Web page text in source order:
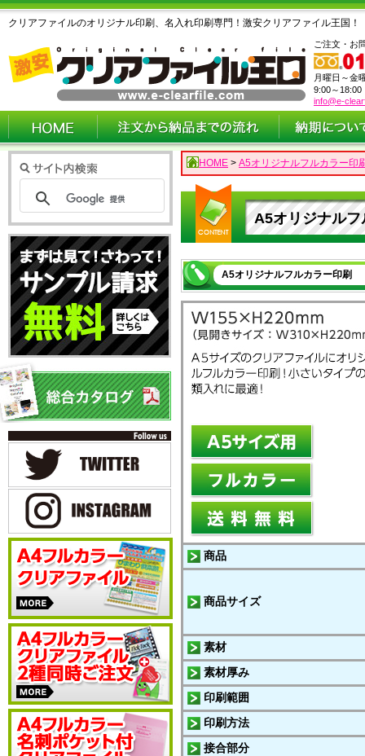
クリアファイルのオリジナル印刷、名入れ印刷専門！激安クリアファイル王国！
ご注文・お
月曜日～金
9:00～18:00
info@e-
HOME > A5オリジナルフルカラー印
A5オリジナル
A5オリジナルフルカラー印刷
商品
商品サイズ
素材
素材厚み
印刷範囲
印刷方法
接合部分